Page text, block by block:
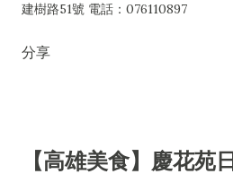
建樹路51號 電話：076110897
分享
【高雄美食】慶花苑